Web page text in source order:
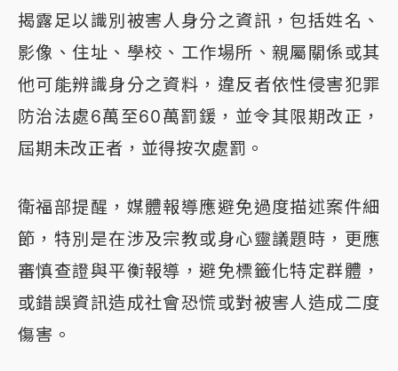
揭露足以識別被害人身分之資訊，包括姓名、
影像、住址、學校、工作場所、親屬關係或其
他可能辨識身分之資料，違反者依性侵害犯罪
防治法處6萬至60萬罰鍰，並令其限期改正，
屆期未改正者，並得按次處罰。
衛福部提醒，媒體報導應避免過度描述案件細
節，特別是在涉及宗教或身心靈議題時，更應
審慎查證與平衡報導，避免標籤化特定群體，
或錯誤資訊造成社會恐慌或對被害人造成二度
傷害。